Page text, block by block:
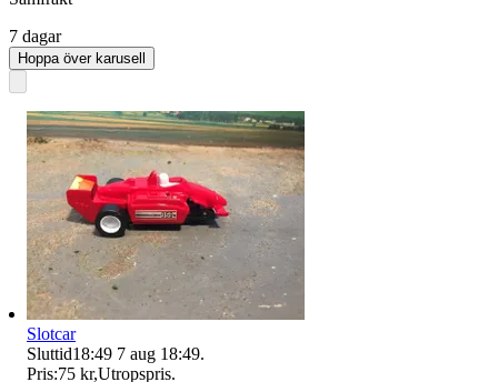
7 dagar
Hoppa över karusell
Slotcar
Sluttid18:49 7 aug 18:49.
Pris:75 kr,Utropspris.